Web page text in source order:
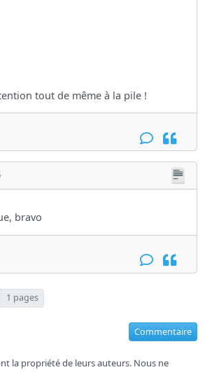
tout de même à la pile !
bravo
1 pages
Commentaire
la propriété de leurs auteurs. Nous ne